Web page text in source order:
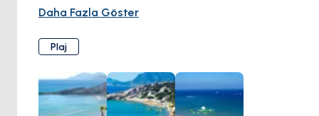
büyülüyor.
Paradise Beach'e adım attığınız anda, tertemiz beyaz kıyı
boyunca huzur dolu anlar sunan güneşin sıcaklığı ve hafif
esintiyle karşılaşırsınız. Berrak sulara ayaklarınızı
daldırdığınızda, göz kamaştırıcı bir manzarayla
karşılaşırsınız; denizin kristal berraklığı yüzme için
Daha Fazla Göster
Plaj